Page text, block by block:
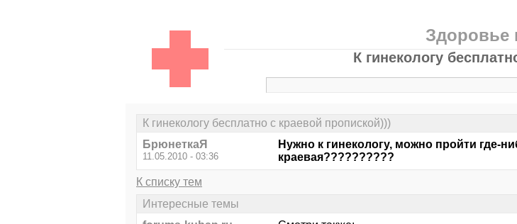
Здоровье
К гинекологу
К гинекологу бесплатно с краевой пропиской)))
БрюнеткаЯ
11.05.2010 - 03:36
Нужно к гинекологу, можно пройти где-
краевая??????????
К списку тем
Интересные темы